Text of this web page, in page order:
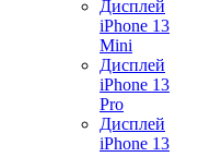
Дисплей
iPhone 13
Mini
Дисплей
iPhone 13
Pro
Дисплей
iPhone 13